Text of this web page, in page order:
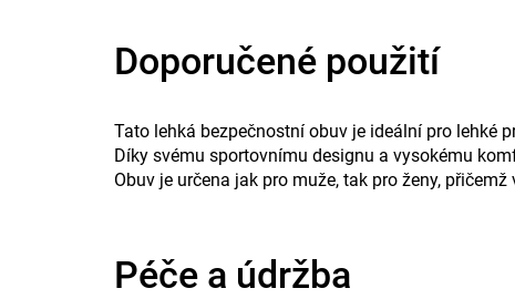
Doporučené použití
Tato lehká bezpečnostní obuv je ideální pro lehké
Díky svému sportovnímu designu a vysokému
Obuv je určena jak pro muže, tak pro ženy,
Péče a údržba